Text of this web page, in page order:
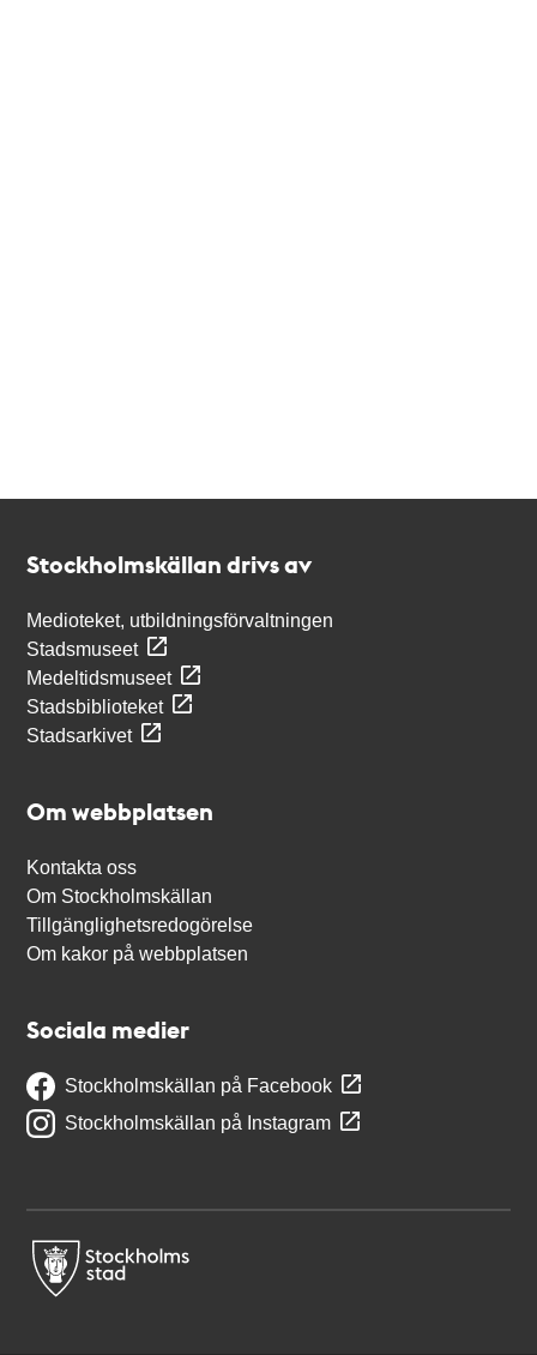
Stockholmskällan drivs av
Medioteket, utbildningsförvaltningen
Stadsmuseet
Medeltidsmuseet
Stadsbiblioteket
Stadsarkivet
Om webbplatsen
Kontakta oss
Om Stockholmskällan
Tillgänglighetsredogörelse
Om kakor på webbplatsen
Sociala medier
Stockholmskällan på Facebook
Stockholmskällan på Instagram